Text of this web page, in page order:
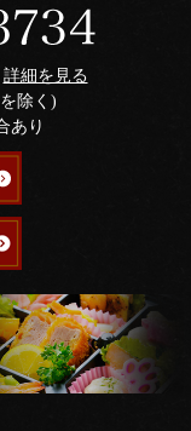
詳細を見る
除く)
あり